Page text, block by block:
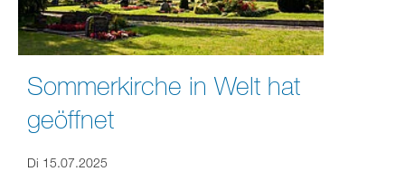
Sommerkirche in Welt hat
geöffnet
Di 15.07.2025